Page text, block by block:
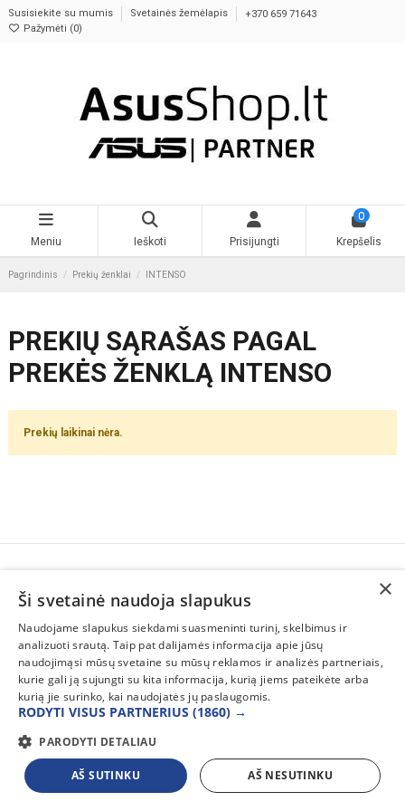
Susisiekite su mumis Svetainės žemėlapis
+370 659 71643
Pažymėti (0)
Meniu Ieškoti Prisijungti
0
Krepšelis
Pagrindinis Prekių ženklai INTENSO
PREKIŲ SĄRAŠAS PAGAL
PREKĖS ŽENKLĄ INTENSO
Prekių laikinai nėra.
INFORMACIJA
PAGALBA
×
Ši svetainė naudoja slapukus
Naudojame slapukus siekdami suasmeninti turinį, skelbimus ir
analizuoti srautą. Taip pat dalijamės informacija apie jūsų
naudojimąsi mūsų svetaine su mūsų reklamos ir analizės partneriais,
kurie gali ją sujungti su kita informacija, kurią jiems pateikėte arba
kurią jie surinko, kai naudojatės jų paslaugomis.
RODYTI VISUS PARTNERIUS (1860) →
PARODYTI DETALIAU
AŠ SUTINKU AŠ NESUTINKU